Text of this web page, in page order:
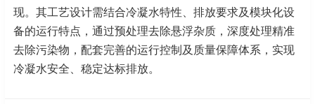
现。其工艺设计需结合冷凝水特性、排放要求及模块化设
备的运行特点，通过预处理去除悬浮杂质，深度处理精准
去除污染物，配套完善的运行控制及质量保障体系，实现
冷凝水安全、稳定达标排放。